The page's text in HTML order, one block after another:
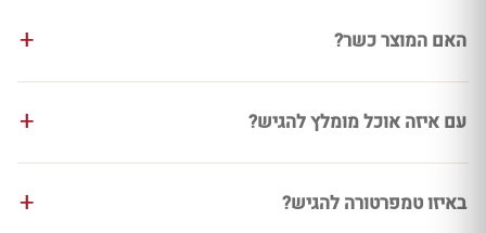
האם המוצר כשר?
עם איזה אוכל מומלץ להגיש?
באיזו טמפרטורה להגיש?